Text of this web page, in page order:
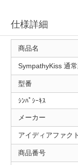
仕様詳細
商品名
SympathyKiss 通
型番
ｼﾝﾊﾟｼｰｷｽ
メーカー
アイディアファク
商品番号